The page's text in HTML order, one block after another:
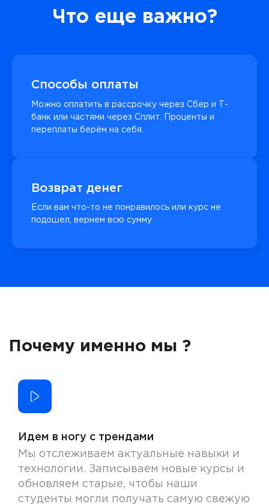
Что еще важно?
Способы оплаты
Можно оплатить в рассрочку через Сбер и Т-
банк или частями через Сплит. Проценты и
переплаты берём на себя.
Возврат денег
Если вам что-то не понравилось или курс не
подошел, вернем всю сумму
Почему именно мы ?
Идем в ногу с трендами
Мы отслеживаем актуальные навыки и
технологии. Записываем новые курсы и
обновляем старые, чтобы наши
студенты могли получать самую свежую